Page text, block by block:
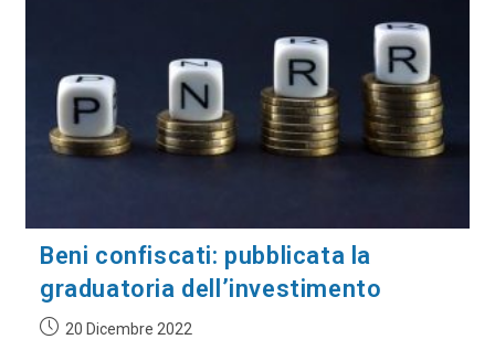
Beni confiscati: pubblicata la
graduatoria dell’investimento
20 Dicembre 2022